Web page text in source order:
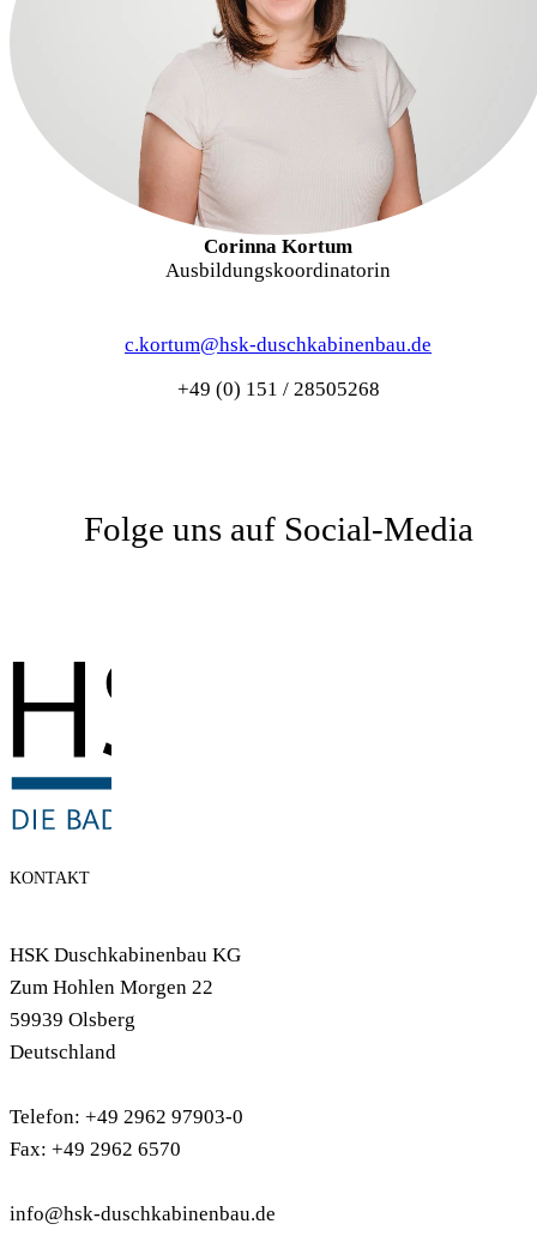
Corinna Kortum
Ausbildungskoordinatorin
c.kortum@hsk-duschkabinenbau.de
+49 (0) 151 / 28505268
Folge uns auf Social-Media
KONTAKT
HSK Duschkabinenbau KG
Zum Hohlen Morgen 22
59939 Olsberg
Deutschland
Telefon: +49 2962 97903-0
Fax: +49 2962 6570
info@hsk-duschkabinenbau.de